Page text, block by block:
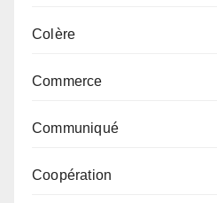
Colère
Commerce
Communiqué
Coopération